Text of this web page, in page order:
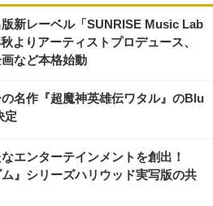
新レーベル「SUNRISE Music Lab
よりアーティストプロデュース、
など本格始動
名作『超魔神英雄伝ワタル』のBlu
定
エンターテインメントを創出！
ム』シリーズハリウッド実写版の共